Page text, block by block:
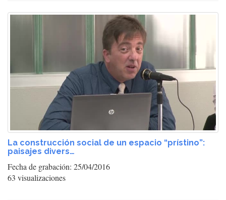
La construcción social de un espacio “prístino”:
paisajes divers…
Fecha de grabación: 25/04/2016
63 visualizaciones